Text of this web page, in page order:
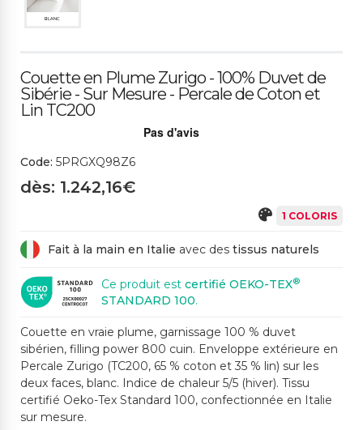
BLANC
Couette en Plume Zurigo - 100% Duvet de
Sibérie - Sur Mesure - Percale de Coton et
Lin TC200
Code: 5PRGXQ98Z6
dès: 1.242,16€
1 COLORIS
Fait à la main en Italie avec des tissus naturels
Ce produit est certifié OEKO-TEX®
STANDARD 100.
Couette en vraie plume, garnissage 100 % duvet
sibérien, filling power 800 cuin. Enveloppe extérieure en
Percale Zurigo (TC200, 65 % coton et 35 % lin) sur les
deux faces, blanc. Indice de chaleur 5/5 (hiver). Tissu
certifié Oeko-Tex Standard 100, confectionnée en Italie
sur mesure.